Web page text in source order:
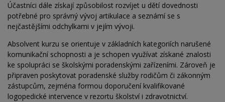
Účastníci dále získají způsobilost rozvíjet u dětí dovednosti
potřebné pro správný vývoj artikulace a seznámí se s
nejčastějšími odchylkami v jejím vývoji.
Absolvent kurzu se orientuje v základních kategoriích narušené
komunikační schopnosti a je schopen využívat získané znalosti
ke spolupráci se školskými poradenskými zařízeními. Zároveň je
připraven poskytovat poradenské služby rodičům či zákonným
zástupcům, zejména formou doporučení kvalifikované
logopedické intervence v rezortu školství i zdravotnictví.